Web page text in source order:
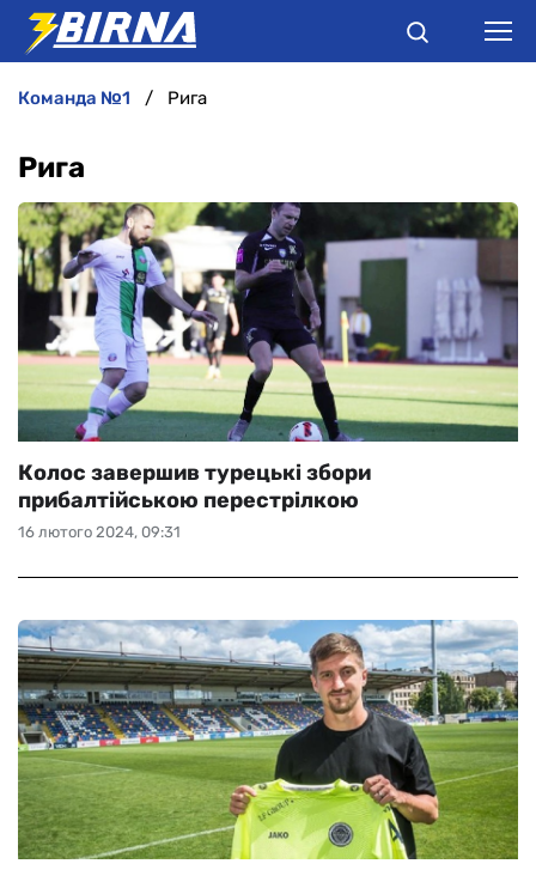
ІНТЕРВ'Ю
РІЗНЕ
БУКМЕКЕРИ
команда №1 Рига
Рига
16 лютого 2024, 09:31
Колос завершив турецькі збори
прибалтійською перестрілкою